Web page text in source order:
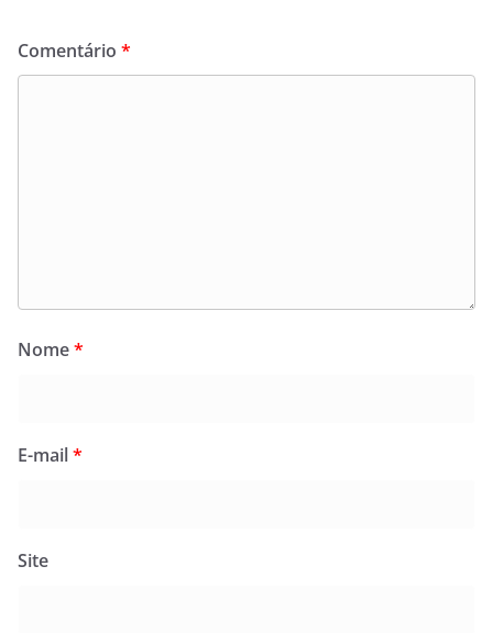
Comentário *
Nome*
E-mail*
Site